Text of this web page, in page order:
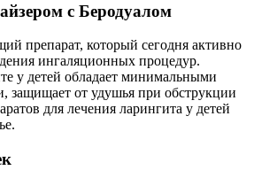
с Беродуалом
препарат, который сегодня активно
ингаляционных процедур.
у детей обладает минимальными
защищает от удушья при обструкции
для лечения ларингита у детей